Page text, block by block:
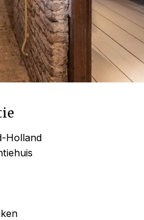
Holland